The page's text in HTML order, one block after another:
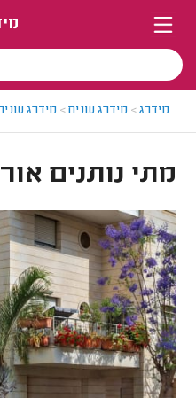
מידרג> מידרג עונים> מידרג
מתי נותנים